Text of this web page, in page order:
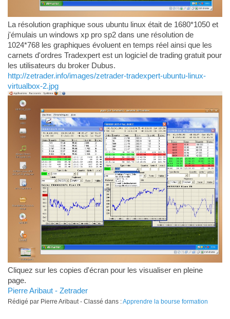
La résolution graphique sous ubuntu linux était de 1680*1050 et
j'émulais un windows xp pro sp2 dans une résolution de
1024*768 les graphiques évoluent en temps réel ainsi que les
carnets d'ordres Tradexpert est un logiciel de trading gratuit pour
les utilisateurs du broker Dubus.
http://zetrader.info/images/zetrader-tradexpert-ubuntu-linux-
virtualbox-2.jpg
Cliquez sur les copies d'écran pour les visualiser en pleine
page.
Pierre Aribaut - Zetrader
Rédigé par Pierre Aribaut - Classé dans :Apprendre la bourse formation